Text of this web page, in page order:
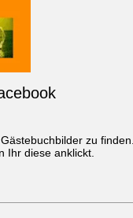
zu
Ihr diese anklickt.